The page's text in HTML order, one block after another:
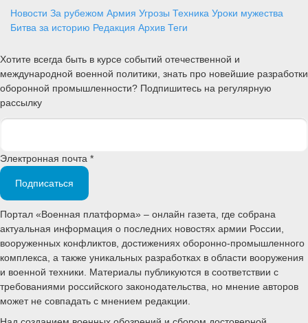
Новости За рубежом Армия Угрозы Техника Уроки мужества
Битва за историю Редакция Архив Теги
Хотите всегда быть в курсе событий отечественной и
международной военной политики, знать про новейшие разработки
оборонной промышленности? Подпишитесь на регулярную
рассылку
Электронная почта *
Подписаться
Портал «Военная платформа» – онлайн газета, где собрана
актуальная информация о последних новостях армии России,
вооруженных конфликтов, достижениях оборонно-промышленного
комплекса, а также уникальных разработках в области вооружения
и военной техники. Материалы публикуются в соответствии с
требованиями российского законодательства, но мнение авторов
может не совпадать с мнением редакции.